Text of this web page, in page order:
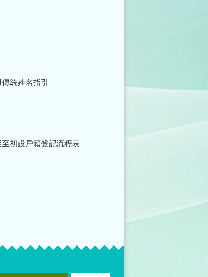
統姓名指引
初設戶籍登記流程表